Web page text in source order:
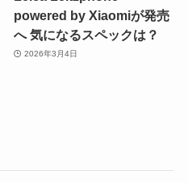
powered by Xiaomiが発売
へ 気になるスペックは？
2026年3月4日